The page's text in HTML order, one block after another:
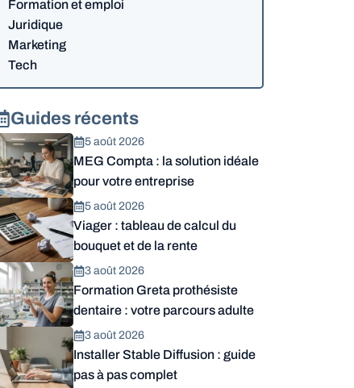
Formation et emploi
Juridique
Marketing
Tech
Guides récents
5 août 2026
MEG Compta : la solution idéale
pour votre entreprise
5 août 2026
Viager : tableau de calcul du
bouquet et de la rente
3 août 2026
Formation Greta prothésiste
dentaire : votre parcours adulte
3 août 2026
Installer Stable Diffusion : guide
pas à pas complet